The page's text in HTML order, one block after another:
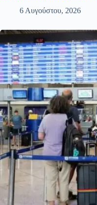
6 Αυγούστου, 2026